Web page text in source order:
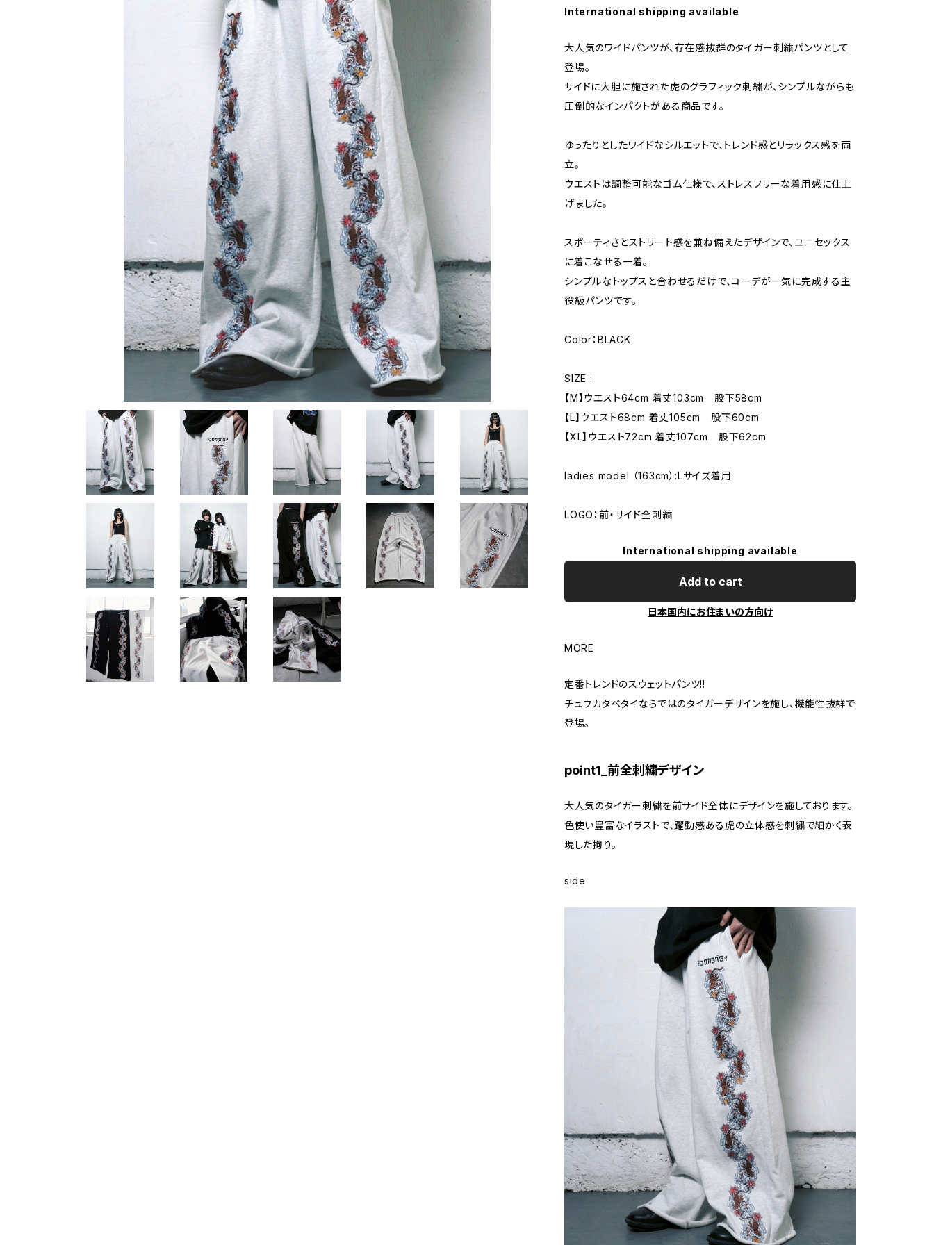
International shipping available
大人気のワイドパンツが、存在感抜群のタイガー刺繍パンツとして
登場。
サイドに大胆に施された虎のグラフィック刺繍が、シンプルながらも
圧倒的なインパクトがある商品です。
ゆったりとしたワイドなシルエットで、トレンド感とリラックス感を両
立。
ウエストは調整可能なゴム仕様で、ストレスフリーな着用感に仕上
げました。
スポーティさとストリート感を兼ね備えたデザインで、ユニセックス
に着こなせる一着。
シンプルなトップスと合わせるだけで、コーデが一気に完成する主
役級パンツです。
Color：BLACK
SIZE :
【M】ウエスト64cm 着丈103cm 股下58cm
【L】ウエスト68cm 着丈105cm 股下60cm
【XL】ウエスト72cm 着丈107cm 股下62cm
ladies model （163cm）:Lサイズ着用
LOGO：前・サイド全刺繍
International shipping available
Add to cart
日本国内にお住まいの方向け
MORE
定番トレンドのスウェットパンツ!!
チュウカタベタイならではのタイガーデザインを施し、機能性抜群で
登場。
point1_前全刺繍デザイン
大人気のタイガー刺繍を前サイド全体にデザインを施しております。
色使い豊富なイラストで、躍動感ある虎の立体感を刺繍で細かく表
現した拘り。
side